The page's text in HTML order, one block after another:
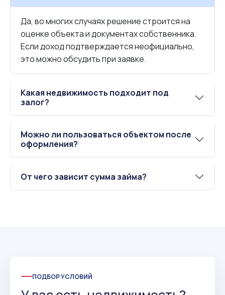
Да, во многих случаях решение строится на
оценке объекта и документах собственника.
Если доход подтверждается неофициально,
это можно обсудить при заявке.
Какая недвижимость подходит под
залог?
Можно ли пользоваться объектом после
оформления?
От чего зависит сумма займа?
ПОДБОР УСЛОВИЙ